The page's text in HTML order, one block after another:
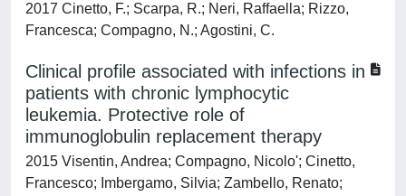
2017 Cinetto, F.; Scarpa, R.; Neri, Raffaella; Rizzo,
Francesca; Compagno, N.; Agostini, C.
Clinical profile associated with infections in
patients with chronic lymphocytic
leukemia. Protective role of
immunoglobulin replacement therapy
2015 Visentin, Andrea; Compagno, Nicolo'; Cinetto,
Francesco; Imbergamo, Silvia; Zambello, Renato;